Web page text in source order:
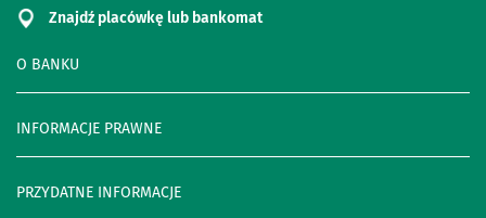
O BANKU
INFORMACJE PRAWNE
PRZYDATNE INFORMACJE
Znajdź placówkę lub bankomat